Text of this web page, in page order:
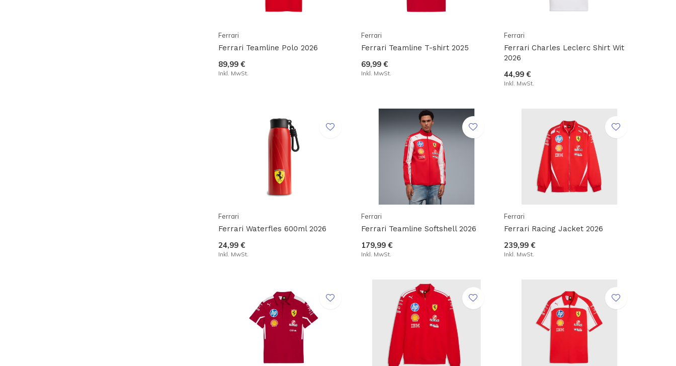
Ferrari
Ferrari Teamline Polo 2026
89,99 €
Inkl. MwSt.
Ferrari
Ferrari Teamline T-shirt 2025
69,99 €
Inkl. MwSt.
Ferrari
Ferrari Charles Leclerc Shirt Wit
2026
44,99 €
Inkl. MwSt.
Ferrari
Ferrari Waterfles 600ml 2026
24,99 €
Inkl. MwSt.
Ferrari
Ferrari Teamline Softshell 2026
179,99 €
Inkl. MwSt.
Ferrari
Ferrari Racing Jacket 2026
239,99 €
Inkl. MwSt.